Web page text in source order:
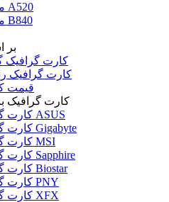
مادربرد A520
مادربرد B840
بر
کارت گرافیک
کارت گرافیک
قیمت
کارت گرافیک
کارت گرافیک ASUS
کارت گرافیک Gigabyte
کارت گرافیک MSI
کارت گرافیک Sapphire
کارت گرافیک Biostar
کارت گرافیک PNY
کارت گرافیک XFX